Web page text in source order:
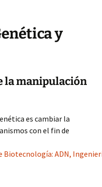
y
la manipulación
es cambiar la
con el fin de
Biotecnología: ADN,